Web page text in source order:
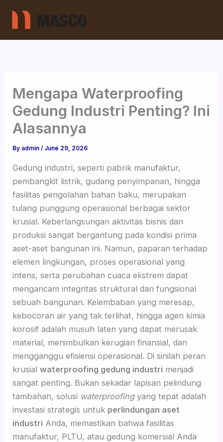
Mengapa Waterproofing
Gedung Industri Penting? Ini
Alasannya
By admin/ June 29, 2026
Gedung industri, seperti pabrik manufaktur,
pembangkit listrik, gudang penyimpanan, hingga
fasilitas pengolahan bahan baku, merupakan
tulang punggung operasional berbagai sektor
krusial. Keberlangsungan aktivitas bisnis dan
produksi sangat bergantung pada kondisi prima
aset-aset bangunan ini. Namun, paparan terhadap
elemen lingkungan, proses operasional yang
intens, serta perubahan cuaca ekstrem dapat
mengancam integritas struktural dan fungsional
sebuah bangunan. Kelembaban yang meresap,
kebocoran air yang tak terlihat, hingga agen kimia
korosif adalah musuh laten yang dapat merusak
material, menimbulkan kerugian finansial, dan
mengganggu efisiensi operasional. Di sinilah peran
krusialwaterproofing gedung industri menjadi
sangat penting. Bukan sekadar lapisan pelindung
tambahan, solusi waterproofingyang tepat adalah
investasi strategis untuk perlindungan aset
industri Anda, memastikan bahwa fasilitas
manufaktur, PLTU, atau gedung komersial Anda